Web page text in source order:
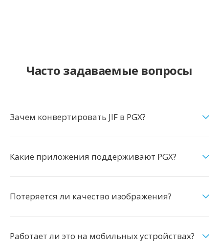
Часто задаваемые вопросы
Зачем конвертировать JIF в PGX?
Какие приложения поддерживают PGX?
Потеряется ли качество изображения?
Работает ли это на мобильных устройствах?